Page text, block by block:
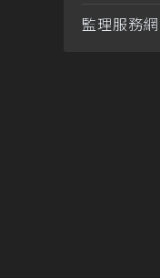
監理服務網